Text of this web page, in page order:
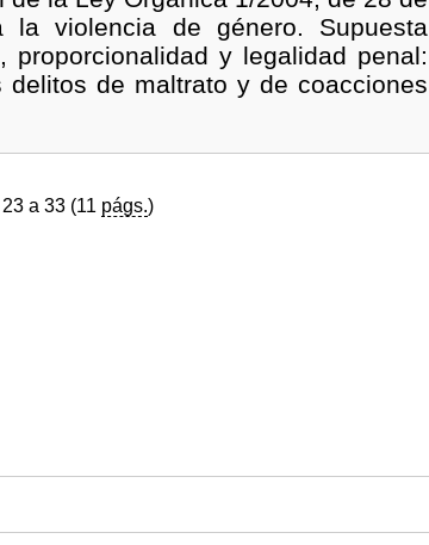
la violencia de género. Supuesta
y legalidad penal:
de maltrato y de coacciones
a 33 (11 págs.)